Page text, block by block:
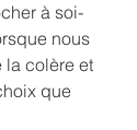
à soi-
nous
la colère et
que